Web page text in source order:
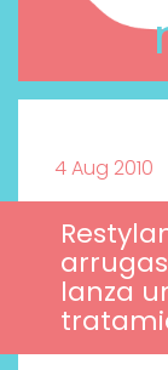
4 Aug 2010
lanza